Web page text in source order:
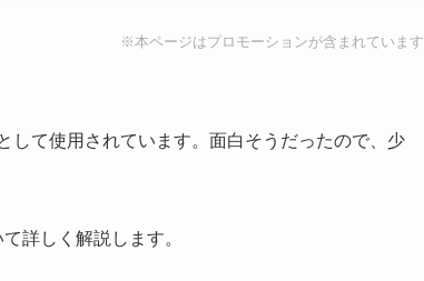
※本ページはプロモーションが含まれています
して使用されています。面白そうだったので、少
詳しく解説します。